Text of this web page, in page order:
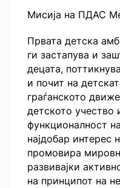
Мисија на ПДАС
Првата детска
ги застапува и
децата,
и почит на
граѓанското
детското учество
функционалност
најдобар интерес
промовира
развивајки
на принципот на